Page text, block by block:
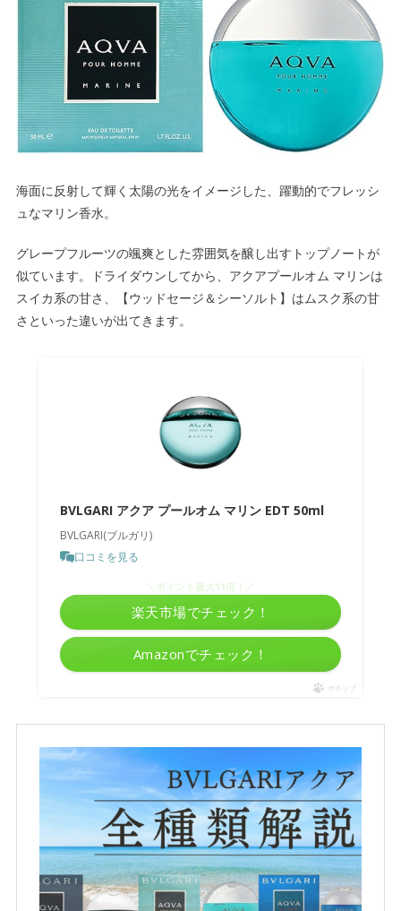
海面に反射して輝く太陽の光をイメージした、 躍動的でフレッシ
ュなマリン香水。
グレープフルーツの颯爽とした雰囲気を醸し出すトップノートが
似ています。ドライダウンしてから、アクアプールオム マリンは
スイカ系の甘さ、【ウッドセージ＆シーソルト】はムスク系の甘
さといった違いが出てきます。
BVLGARI アクア プールオム マリン EDT 50ml
BVLGARI(ブルガリ)
口コミを見る
Amazonでチェック！
＼ポイント最大11倍！／
楽天市場でチェック！
ポチップ